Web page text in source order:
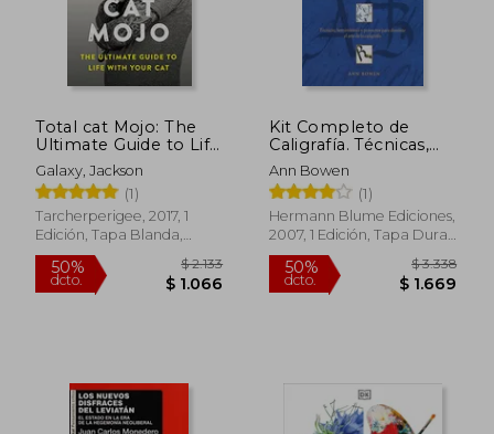
Total cat Mojo: The
Ultimate Guide to Life
With Your cat (en
Inglés)
Galaxy, Jackson
(1)
Tarcherperigee, 2017, 1
Edición, Tapa Blanda,
Nuevo
Kit Completo de
Caligrafía. Técnicas,
Herramientas y
Proyectos Para
Dominar el Arte de la
Caligrafía
Ann Bowen
(1)
Hermann Blume Ediciones,
2007, 1 Edición, Tapa Dura,
Nuevo